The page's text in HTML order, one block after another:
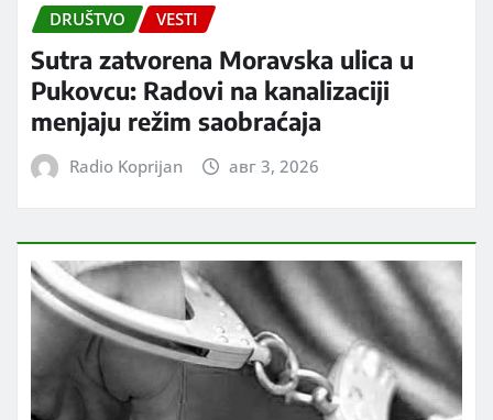
DRUŠTVO VESTI
Sutra zatvorena Moravska ulica u
Pukovcu: Radovi na kanalizaciji
menjaju režim saobraćaja
Radio Koprijan авг 3, 2026